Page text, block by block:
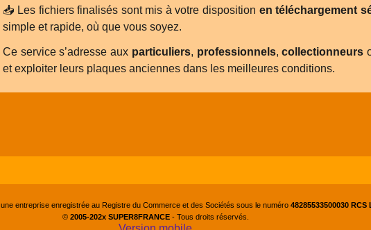
📥 Les fichiers finalisés sont mis à votre disposition en téléchargement
simple et rapide, où que vous soyez.
Ce service s’adresse aux particuliers, professionnels,collectionneurs
et exploiter leurs plaques anciennes dans les meilleures conditions.
entreprise enregistrée au Registre du Commerce et des Sociétés sous le numéro 48285533500030 RCS
© 2005-202x SUPER8FRANCE- Tous droits réservés.